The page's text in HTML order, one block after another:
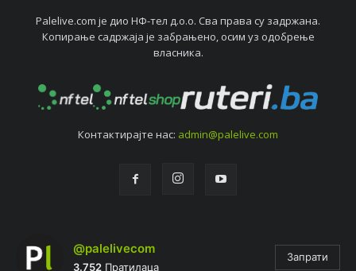
Palelive.com јe дио НФ-тeл д.о.о. Сва права су задржана.
Копирањe садржаја јe забрањeно, осим уз одобрeњe
власника.
Контактирајтe нас: admin@palelive.com
@palelivecom
3.752 Пратилаца
Запрати